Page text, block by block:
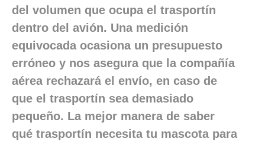
del volumen que ocupa el trasportín
dentro del avión. Una medición
equivocada ocasiona un presupuesto
erróneo y nos asegura que la compañía
aérea rechazará el envío, en caso de
que el trasportín sea demasiado
pequeño. La mejor manera de saber
qué trasportín necesita tu mascota para